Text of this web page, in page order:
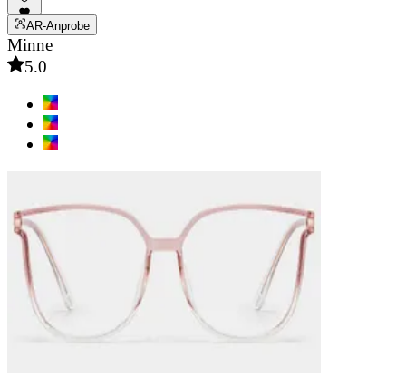
AR-Anprobe
Minne
5.0